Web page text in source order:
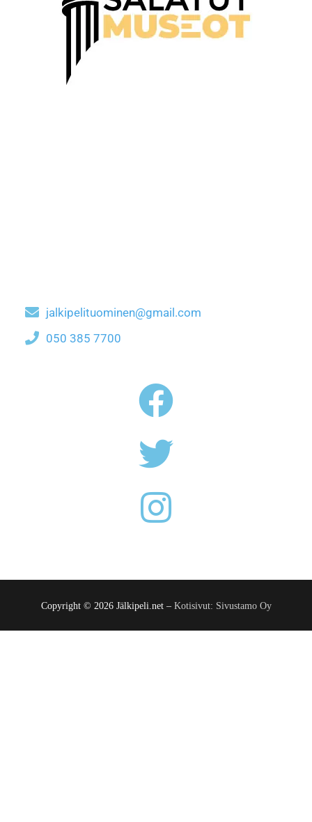
jalkipelituominen@gmail.com
050 385 7700
Copyright © 2026 Jälkipeli.net – Kotisivut: Sivustamo Oy